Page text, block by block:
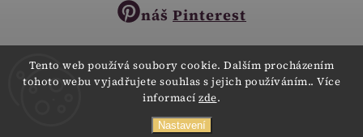
Tento web používá soubory cookie. Dalším procházením
tohoto webu vyjadřujete souhlas s jejich používáním.. Více
informací zde.
Nastavení
obchod@zlatnictvi-zlaticko.cz
náš Pinterest
Copyright © 2023
Všechna práva vyhrazena.